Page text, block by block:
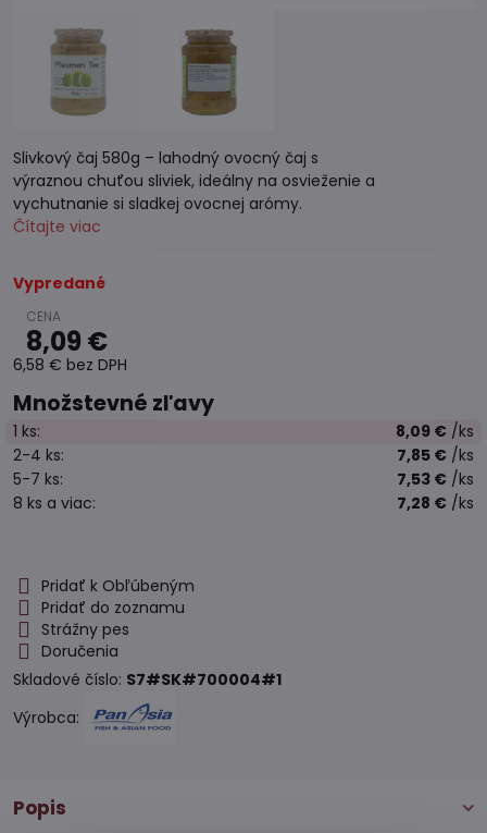
Slivkový čaj 580g – lahodný ovocný čaj s
výraznou chuťou sliviek, ideálny na osvieženie a
vychutnanie si sladkej ovocnej arómy.
Čítajte viac
Vypredané
8,09 €
6,58 € bez DPH
Množstevné zľavy
1 ks: 8,09 € /ks
2-4 ks: 7,85 € /ks
5-7 ks: 7,53 € /ks
8 ks a viac: 7,28 € /ks
Pridať k Obľúbeným
Pridať do zoznamu
Strážny pes
Doručenia
Skladové číslo: S7#SK#700004#1
Výrobca:
Popis